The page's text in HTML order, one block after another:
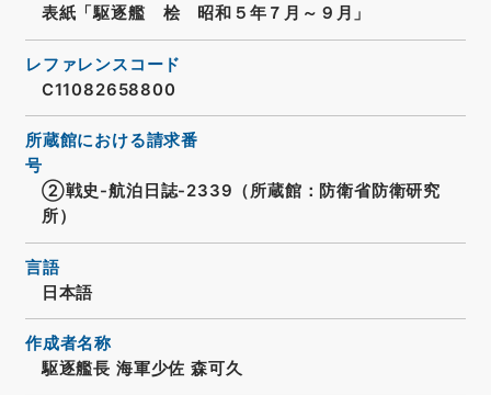
表紙「駆逐艦 桧 昭和５年７月～９月」
レファレンスコード
C11082658800
所蔵館における請求番
号
②戦史-航泊日誌-2339（所蔵館：防衛省防衛研究
所）
言語
日本語
作成者名称
駆逐艦長 海軍少佐 森可久